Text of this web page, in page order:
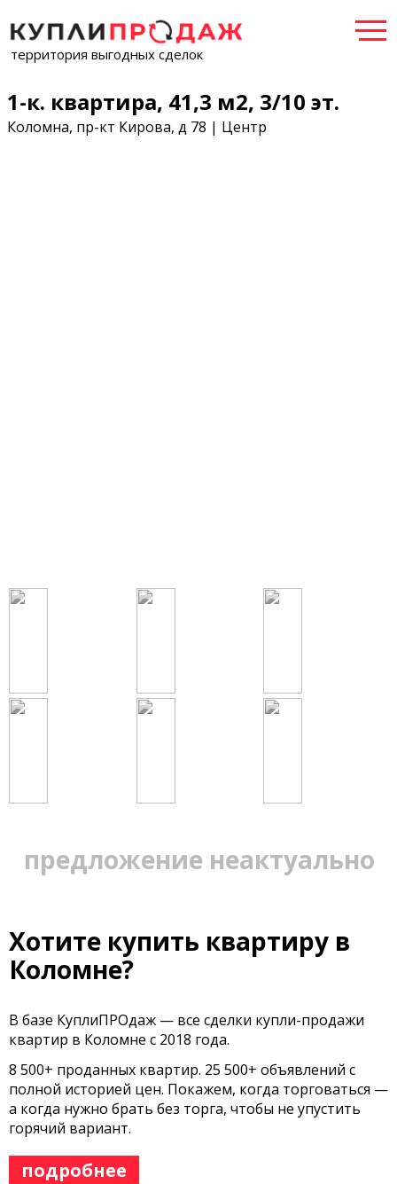
территория выгодных сделок
1-к. квартира, 41,3 м2, 3/10 эт.
Коломна, пр-кт Кирова, д 78 | Центр
предложение неактуально
Хотите купить квартиру в
Коломне?
В базе КуплиПРОдаж — все сделки купли-продажи
квартир в Коломне с 2018 года.
8 500+ проданных квартир. 25 500+ объявлений с
полной историей цен. Покажем, когда торговаться —
а когда нужно брать без торга, чтобы не упустить
горячий вариант.
подробнее